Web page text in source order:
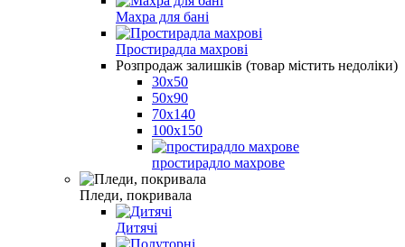
Махра для бані
Простирадла махрові
Розпродаж залишків (товар містить недоліки)
30х50
50х90
70х140
100х150
простирадло махрове
Пледи, покривала
Дитячі